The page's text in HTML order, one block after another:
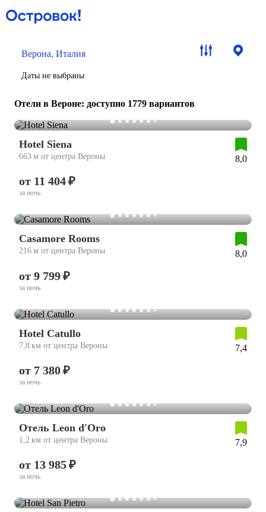
Верона, Италия
Даты не выбраны
Отели в Вероне: доступно 1779 вариантов
Hotel Siena
663 м от центра Вероны 8,0
от 11 404 ₽
за ночь
Casamore Rooms
216 м от центра Вероны 8,0
от 9 799 ₽
за ночь
Hotel Catullo
7,8 км от центра Вероны 7,4
от 7 380 ₽
за ночь
Отель Leon d'Oro
1,2 км от центра Вероны 7,9
от 13 985 ₽
за ночь